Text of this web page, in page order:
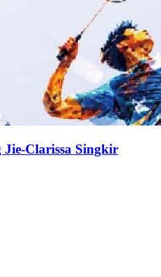
Jie-Clarissa Singkir